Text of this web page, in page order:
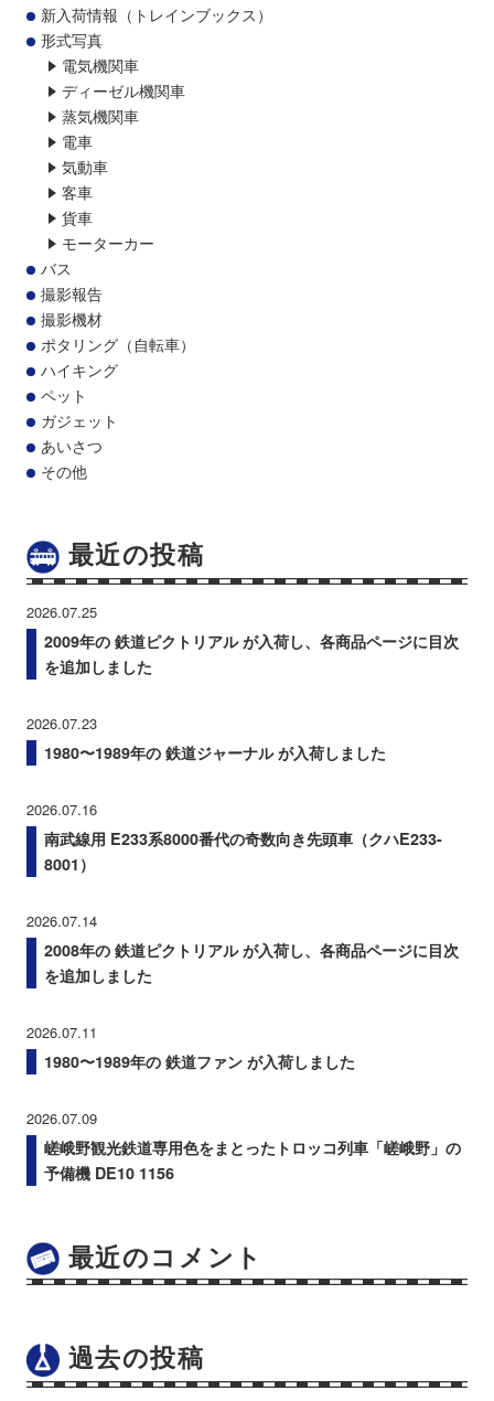
新入荷情報（トレインブックス）
形式写真
電気機関車
ディーゼル機関車
蒸気機関車
電車
気動車
客車
貨車
モーターカー
バス
撮影報告
撮影機材
ポタリング（自転車）
ハイキング
ペット
ガジェット
あいさつ
その他
最近の投稿
2026.07.25
2009年の 鉄道ピクトリアル が入荷し、各商品ページに目次
を追加しました
2026.07.23
1980〜1989年の 鉄道ジャーナル が入荷しました
2026.07.16
南武線用 E233系8000番代の奇数向き先頭車（クハE233-
8001）
2026.07.14
2008年の 鉄道ピクトリアル が入荷し、各商品ページに目次
を追加しました
2026.07.11
1980〜1989年の 鉄道ファン が入荷しました
2026.07.09
嵯峨野観光鉄道専用色をまとったトロッコ列車「嵯峨野」の
予備機 DE10 1156
最近のコメント
過去の投稿